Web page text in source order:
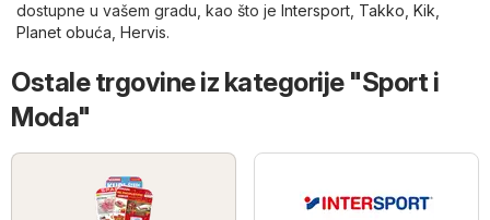
dostupne u vašem gradu, kao što je Intersport Takko Kik
Planet obuća Hervis.
Ostale trgovine iz kategorije "Sport i
Moda"